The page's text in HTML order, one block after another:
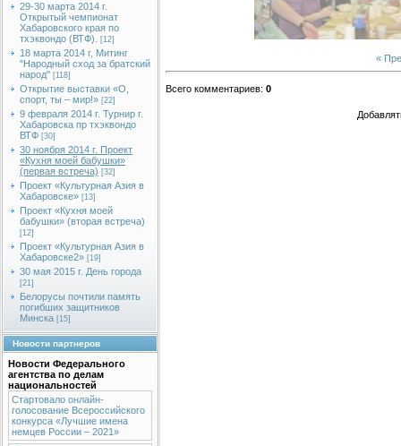
29-30 марта 2014 г.
Открытый чемпионат
Хабаровского края по
тхэквондо (ВТФ).
[12]
18 марта 2014 г, Митинг
"Народный сход за братский
народ" [118]
Открытие выставки «О,
спорт, ты – мир!» [22]
9 февраля 2014 г. Турнир г.
Хабаровска пр тхэквондо
ВТФ [30]
30 ноября 2014 г. Проект
«Кухня моей бабушки»
(первая встреча) [32]
Проект «Культурная Азия в
Хабаровске» [13]
Проект «Кухня моей
бабушки» (вторая встреча)
[12]
Проект «Культурная Азия в
Хабаровске2» [19]
30 мая 2015 г. День города
[21]
Белорусы почтили память
погибших защитников
Минска [15]
Новости партнеров
Новости Федерального
агентства по делам
национальностей
Стартовало онлайн-
голосование Всероссийского
конкурса «Лучшие имена
немцев России – 2021»
«
Всего комментариев: 0